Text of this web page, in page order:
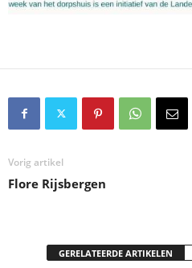
Vorig artikel
Flore Rijsbergen
GERELATEERDE ARTIKELEN